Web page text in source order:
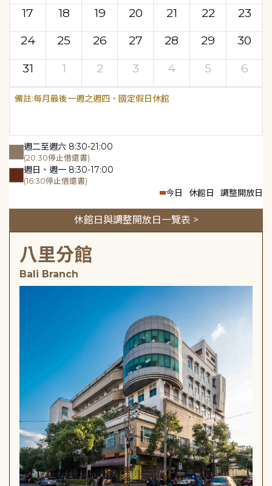
17
18 19 20 21 22
23
24
25 26 27 28 29
30
31
1 2 3 4 5 6
每月最後一週之週四、國定假日休館
週二至週六 8:30-21:00
(20:30停止借還書)
週日、週一 8:30-17:00
(16:30停止借還書)
今日 休館日 調整開放日
休館日與調整開放日一覽表 >
八里分館
Bali Branch